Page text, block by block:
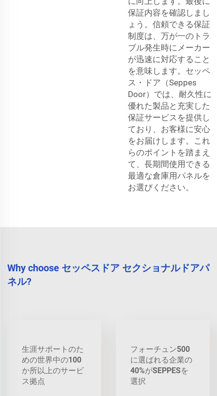
保証内容を確認しまし
ょう。信頼できる保証
制度は、万が一のトラ
ブル発生時にメーカー
が迅速に対応すること
を意味します。セッペ
ス・ドア（Seppes
Door）では、耐久性に
優れた製品と充実した
保証サービスを提供し
ており、お客様に安心
をお届けします。これ
らのポイントを踏まえ
て、長期間使用できる
最適な倉庫用パネルを
お選びください。
Why choose セッペスドア セクショナルドアパ
ネル?
生涯サポートのた
めの世界中の100
か所以上のサービ
ス拠点
フォーチュン500
に選ばれる企業の
40%がSEPPESを
選択